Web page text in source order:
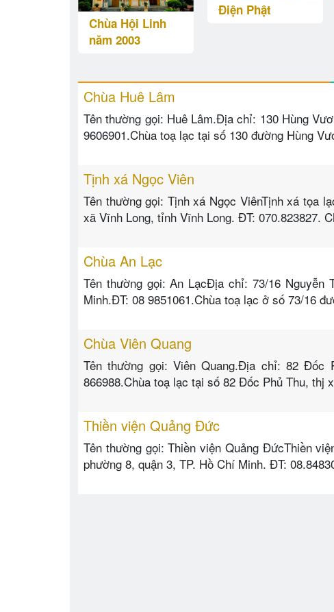
Chùa Hội Linh
năm 2003
Điện Phật
Chùa Huê Lâm
Tên thường gọi: Huê Lâm.Địa chỉ: 130 Hùng
9606901.Chùa toạ lạc tại số 130 đường Hùng
Tịnh xá Ngọc Viên
Tên thường gọi: Tịnh xá Ngọc ViênTịnh xá tọa
xã Vĩnh Long, tỉnh Vĩnh Long. ĐT: 070.823827.
Chùa An Lạc
Tên thường gọi: An LạcĐịa chỉ: 73/16 Nguyễn
Minh.ĐT: 08 9851061.Chùa toạ lạc ở số 73/16
Chùa Viên Quang
Tên thường gọi: Viên Quang.Địa chỉ: 82
866988.Chùa toạ lạc tại số 82 Đốc Phủ Thu, thj
Thiền viện Quảng Đức
Tên thường gọi: Thiền viện Quảng ĐứcThiền
phường 8, quận 3, TP. Hồ Chí Minh. ĐT: